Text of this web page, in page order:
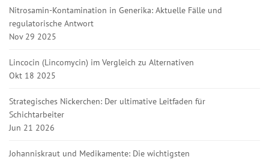
Nitrosamin-Kontamination in Generika: Aktuelle Fälle und
regulatorische Antwort
Nov 29 2025
Lincocin (Lincomycin) im Vergleich zu Alternativen
Okt 18 2025
Strategisches Nickerchen: Der ultimative Leitfaden für
Schichtarbeiter
Jun 21 2026
Johanniskraut und Medikamente: Die wichtigsten